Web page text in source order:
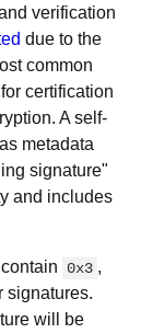
verification
due to the
common
certification
A self-
metadata
signature"
and includes
0x3 ,
signatures.
will be